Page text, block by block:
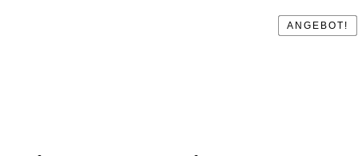
ANGEBOT!
ANGEBOT!
ANGEBOT!
ANGEBOT!
ANGEBOT!
ANGEBOT!